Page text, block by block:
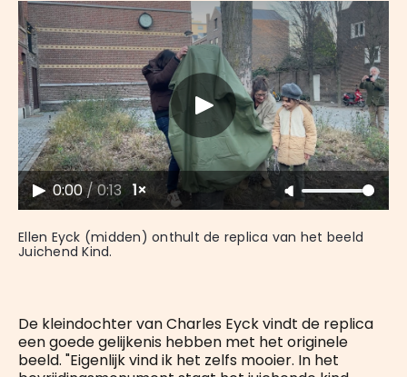
0:00 /0:13 1×
Ellen Eyck (midden) onthult de replica van het beeld
Juichend Kind.
De kleindochter van Charles Eyck vindt de replica
een goede gelijkenis hebben met het originele
beeld. "Eigenlijk vind ik het zelfs mooier. In het